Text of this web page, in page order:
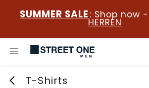
SUMMER SALE : Shop now -
HERREN
T-Shirts